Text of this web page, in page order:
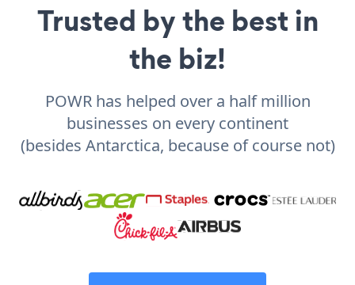
Trusted by the best in
the biz!
POWR has helped over a half million
businesses on every continent
(besides Antarctica, because of course not)